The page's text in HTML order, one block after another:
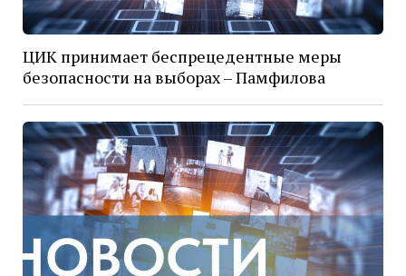
ЦИК принимает беспрецедентные меры
безопасности на выборах – Памфилова